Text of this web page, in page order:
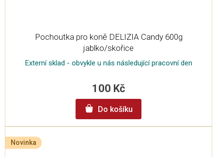
Pochoutka pro koně DELIZIA Candy 600g
jablko/skořice
Externí sklad - obvykle u nás následující pracovní den
100 Kč
Do košíku
Novinka